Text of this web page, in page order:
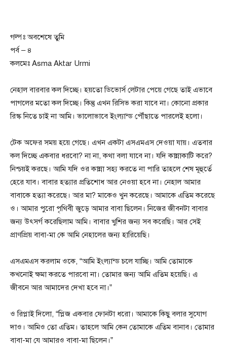
গল্পঃ অবশেষে তুমি
পর্ব – ৪
কলমেঃ Asma Aktar Urmi
নেহাল বারবার কল দিচ্ছে। হয়তো ডিভোর্স লেটার পেয়ে গেছে তাই এভাবে
পাগলের মতো কল দিচ্ছে। কিন্তু এখন রিসিভ করা যাবে না। কোনো প্রকার
রিস্ক নিতে চাই না আমি। ভালোভাবে ইংল্যান্ড পৌঁছাতে পারলেই হলো।
টেক অফের সময় হয়ে গেছে। এখন একটা এসএমএস দেওয়া যায়। এতবার
কল দিচ্ছে একবার ধরবো? না না, কথা বলা যাবে না। যদি কান্নাকাটি করে?
নিশ্চয়ই করছে। আমি যদি ওর কান্না সহ্য করতে না পারি তাহলে শেষ মূহুর্তে
হেরে যাব। বাবার হত্যার প্রতিশোধ আর নেওয়া হবে না। নেহাল আমার
বাবাকে হত্যা করেছে। আর মা? মাকেও খুন করেছে। আমাকে এতিম করেছে
ও। আমার পুরো পৃথিবী জুড়ে আমার বাবা ছিলেন। নিজের জীবনটা বাবার
জন্য উৎসর্গ করেছিলাম আমি। বাবার খুশির জন্য সব করেছি। আর সেই
প্রাণপ্রিয় বাবা-মা কে আমি নেহালের জন্য হারিয়েছি।
এসএমএস করলাম ওকে, “আমি ইংল্যান্ড চলে যাচ্ছি। আমি তোমাকে
কখনোই ক্ষমা করতে পারবো না। তোমার জন্য আমি এতিম হয়েছি। এ
জীবনে আর আমাদের দেখা হবে না।”
ও রিপ্লাই দিলো, “প্লিজ একবার ফোনটা ধরো। আমাকে কিছু বলার সুযোগ
দাও। আমিও তো এতিম। তাহলে আমি কেন তোমাকে এতিম বানাব। তোমার
বাবা-মা যে আমারও বাবা-মা ছিলেন।”